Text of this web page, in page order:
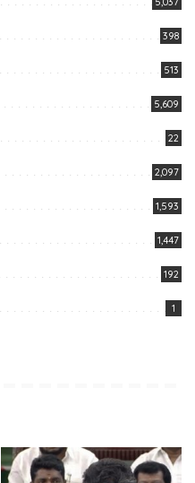
398
513
5,609
22
2,097
1,593
1,447
192
1